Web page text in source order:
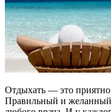
Отдыхать — это приятно,
Правильный и желанный